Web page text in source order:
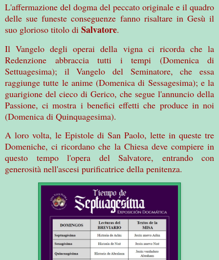
L'affermazione del dogma del peccato originale e il quadro
delle sue funeste conseguenze fanno risaltare in Gesù il
suo glorioso titolo di Salvatore.
Il Vangelo degli operai della vigna ci ricorda che la
Redenzione abbraccia tutti i tempi (Domenica di
Settuagesima); il Vangelo del Seminatore, che essa
raggiunge tutte le anime (Domenica di Sessagesima); e la
guarigione del cieco di Gerico, che segue l'annuncio della
Passione, ci mostra i benefici effetti che produce in noi
(Domenica di Quinquagesima).
A loro volta, le Epistole di San Paolo, lette in queste tre
Domeniche, ci ricordano che la Chiesa deve compiere in
questo tempo l'opera del Salvatore, entrando con
generosità nell'ascesi purificatrice della penitenza.